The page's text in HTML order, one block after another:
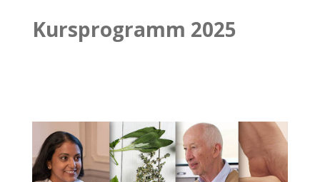
Kursprogramm 2025